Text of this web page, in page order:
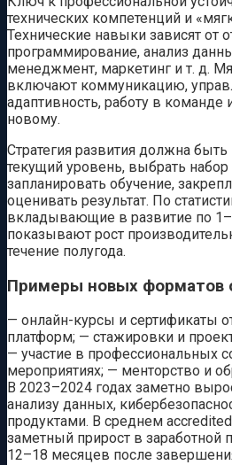
технических компетенций и
Технические навыки зависят от
программирование, анализ
менеджмент, маркетинг и т. д.
включают коммуникацию,
адаптивность, работу в команде
новому.
Стратегия развития должна
текущий уровень, выбрать
запланировать обучение,
оценивать результат. По
вкладывающие в развитие по
показывают рост
течение полугода.
Примеры новых форматов
— онлайн-курсы и сертификаты
платформ; — стажировки и
— участие в профессиональных
мероприятиях; — менторство и
В 2023–2024 годах заметно
анализу данных,
продуктами. В среднем
заметный прирост в заработной
12–18 месяцев после